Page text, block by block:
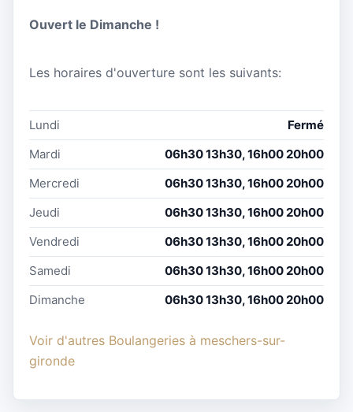
Ouvert le Dimanche !
Les horaires d'ouverture sont les suivants:
Lundi
Fermé
Mardi
06h30 13h30, 16h00 20h00
Mercredi
06h30 13h30, 16h00 20h00
Jeudi
06h30 13h30, 16h00 20h00
Vendredi
06h30 13h30, 16h00 20h00
Samedi
06h30 13h30, 16h00 20h00
Dimanche
06h30 13h30, 16h00 20h00
Voir d'autres Boulangeries à meschers-sur-
gironde